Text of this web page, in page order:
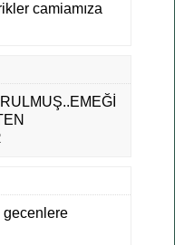
camiamıza
gecenlere